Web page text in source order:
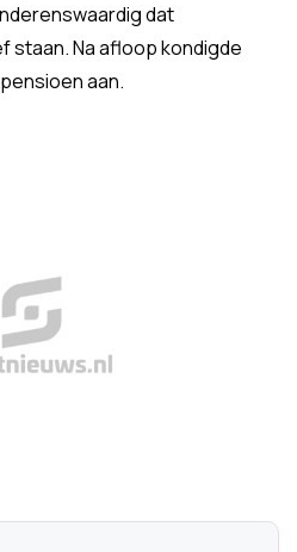
dat
staan. Na afloop kondigde
aan.